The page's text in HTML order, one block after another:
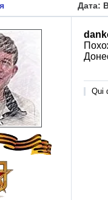
Дата:
Qui